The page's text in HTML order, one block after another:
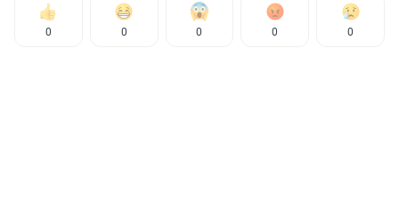
0 0 0 0 0